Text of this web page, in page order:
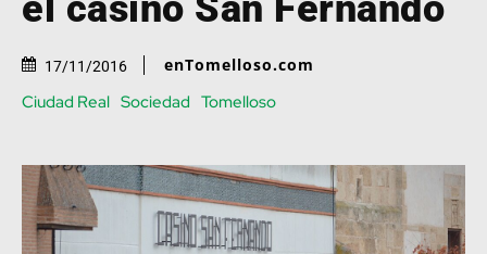
17/11/2016 enTomelloso.com
Ciudad Real Sociedad Tomelloso